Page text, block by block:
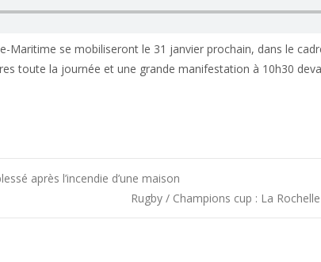
Maritime se mobiliseront le 31 janvier prochain, dans le
toute la journée et une grande manifestation à 10h30
après l’incendie d’une maison
Rugby / Champions cup : La